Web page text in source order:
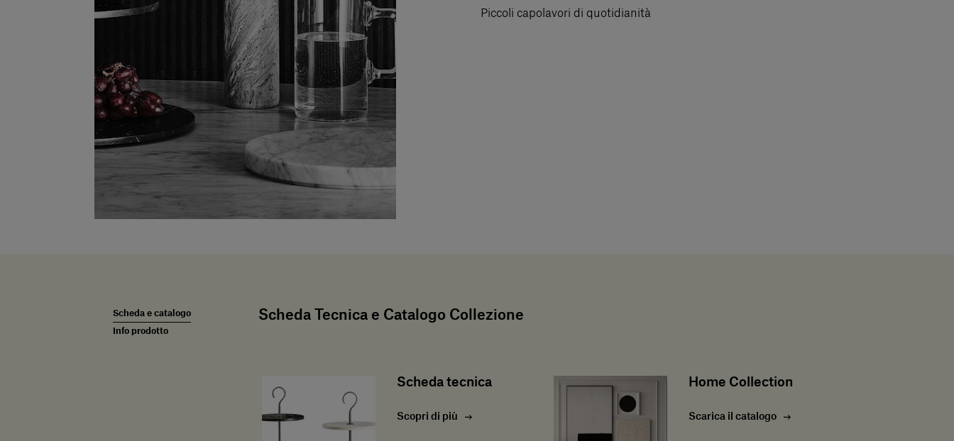
Piccoli capolavori di quotidianità
Scheda e catalogo
Info prodotto
Scheda Tecnica e Catalogo Collezione
Scheda tecnica
Scopri di più
Home Collection
Scarica il catalogo